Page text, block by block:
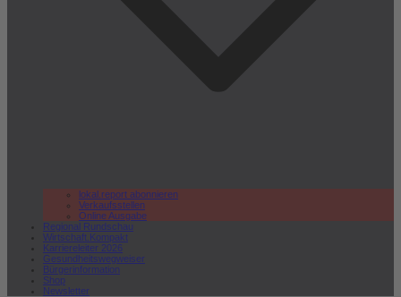
lokal.report abonnieren
Verkaufsstellen
Online Ausgabe
Regional Rundschau
Wirtschaft.Kompakt
Karriereleiter 2026
Gesundheitswegweiser
Bürgerinformation
Shop
Newsletter